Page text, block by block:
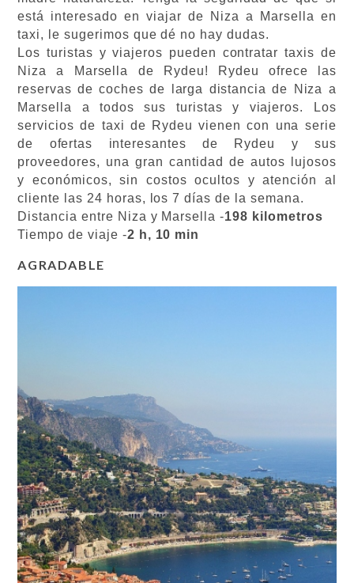
está interesado en viajar de Niza a Marsella en
taxi, le sugerimos que dé no hay dudas.
Los turistas y viajeros pueden contratar taxis de
Niza a Marsella
de Rydeu! Rydeu ofrece las
reservas de coches de larga distancia de Niza a
Marsella a todos sus turistas y viajeros. Los
servicios de taxi de Rydeu vienen con una serie
de ofertas interesantes de Rydeu y sus
proveedores, una gran cantidad de autos lujosos
y económicos, sin costos ocultos y atención al
cliente las 24 horas, los 7 días de la semana.
Distancia entre Niza y Marsella -198 kilometros
Tiempo de viaje -2 h, 10 min
AGRADABLE